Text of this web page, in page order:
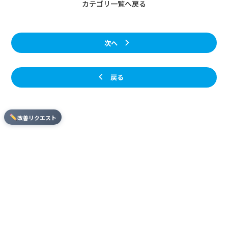
戻る
カテゴリ一覧へ戻る
次へ
改善リクエスト